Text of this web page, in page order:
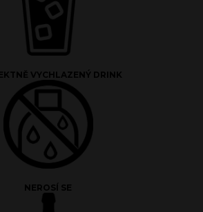
VYCHLAZENÝ DRINK
NEROSÍ SE